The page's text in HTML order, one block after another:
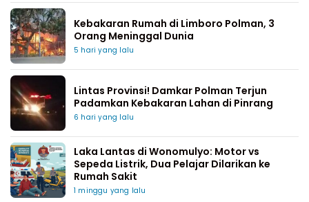
Kebakaran Rumah di Limboro Polman, 3
Orang Meninggal Dunia
5 hari yang lalu
Lintas Provinsi! Damkar Polman Terjun
Padamkan Kebakaran Lahan di Pinrang
6 hari yang lalu
Laka Lantas di Wonomulyo: Motor vs
Sepeda Listrik, Dua Pelajar Dilarikan ke
Rumah Sakit
1 minggu yang lalu